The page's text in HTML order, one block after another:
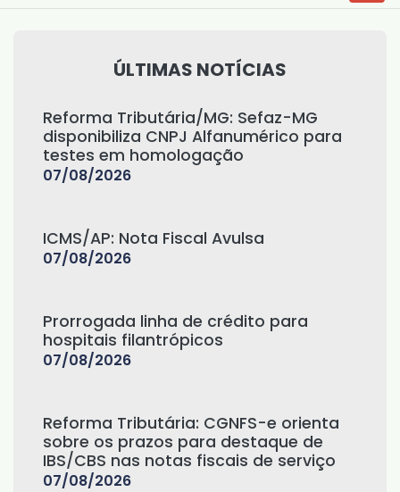
ÚLTIMAS NOTÍCIAS
Reforma Tributária/MG: Sefaz-MG
disponibiliza CNPJ Alfanumérico para
testes em homologação
07/08/2026
ICMS/AP: Nota Fiscal Avulsa
07/08/2026
Prorrogada linha de crédito para
hospitais filantrópicos
07/08/2026
Reforma Tributária: CGNFS-e orienta
sobre os prazos para destaque de
IBS/CBS nas notas fiscais de serviço
07/08/2026